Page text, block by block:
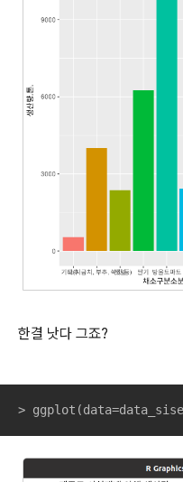
한결 낫다 그죠?
>